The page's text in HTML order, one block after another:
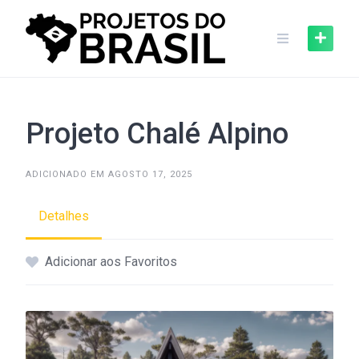
Projeto Chalé Alpino
ADICIONADO EM AGOSTO 17, 2025
Detalhes
Adicionar aos Favoritos